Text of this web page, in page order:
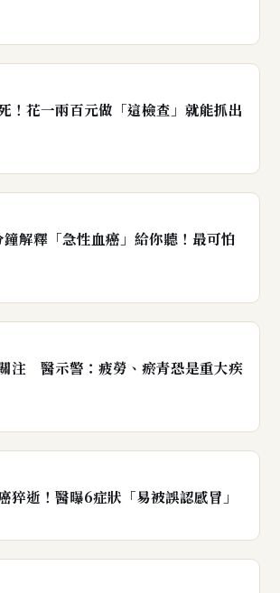
！花一兩百元做「這檢查」就能抓出
解釋「急性血癌」給你聽！最可怕
注 醫示警：疲勞、瘀青恐是重大疾
猝逝！醫曝6症狀「易被誤認感冒」